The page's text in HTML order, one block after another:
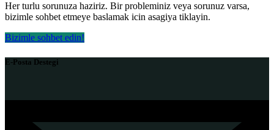
Her turlu sorunuza haziriz. Bir probleminiz veya sorunuz varsa,
bizimle sohbet etmeye baslamak icin asagiya tiklayin.
Bizimle sohbet edin!
E-Posta Destegi